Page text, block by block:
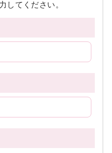
してください。